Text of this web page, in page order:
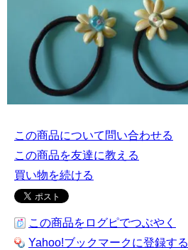
この商品について問い合わせる
この商品を友達に教える
買い物を続ける
この商品をログピでつぶやく
Yahoo!ブックマークに登録する